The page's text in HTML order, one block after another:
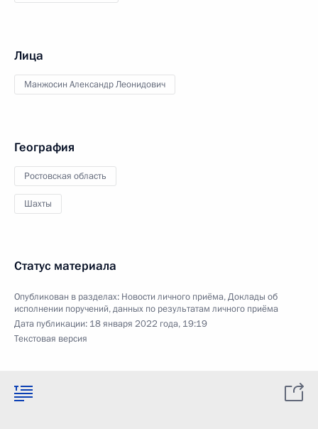
Лица
Манжосин Александр Леонидович
География
Ростовская область
Шахты
Статус материала
Опубликован в разделах: Новости личного приёма,Доклады об
исполнении поручений, данных по результатам личного приёма
Дата публикации: 18 января 2022 года, 19:19
Текстовая версия